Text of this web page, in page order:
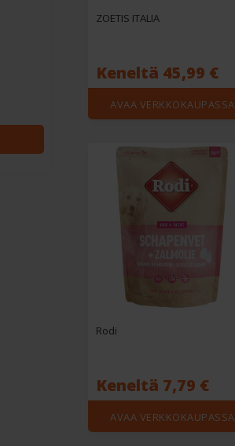
ZOETIS ITALIA
Keneltä 45,99 €
AVAA VERKKOKAUPASSA
Rodi
Keneltä 7,79 €
AVAA VERKKOKAUPASSA